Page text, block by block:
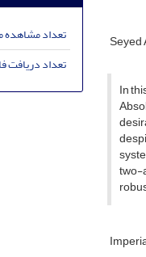
Seyed
In
two-
تعداد مشاهده
تعداد دریافت